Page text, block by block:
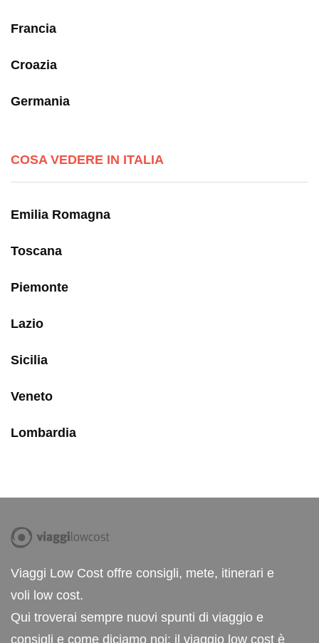
Francia
Croazia
Germania
COSA VEDERE IN ITALIA
Emilia Romagna
Toscana
Piemonte
Lazio
Sicilia
Veneto
Lombardia
Viaggi Low Cost offre consigli, mete, itinerari e
voli low cost.
Qui troverai sempre nuovi spunti di viaggio e
consigli e come diciamo noi: il viaggio low cost è